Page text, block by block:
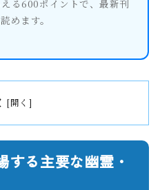
る600ポイントで、最新刊
めます。
する主要な幽霊・